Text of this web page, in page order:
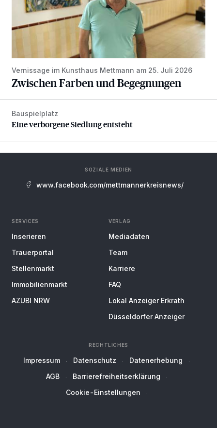
Vernissage im Kunsthaus Mettmann am 25. Juli 2026
Zwischen Farben und Begegnungen
Eine verborgene Siedlung entsteht
Bauspielplatz
Eine verborgene Siedlung entsteht
SOZIALE MEDIEN
www.facebook.com/mettmannerkreisnews/
SERVICES
Inserieren
Trauerportal
Stellenmarkt
Immobilienmarkt
AZUBI NRW
VERLAG
Mediadaten
Team
Karriere
FAQ
Lokal Anzeiger Erkrath
Düsseldorfer Anzeiger
RECHTLICHES
Impressum Datenschutz
Datenerhebung
AGB
Barrierefreiheitserklärung
Cookie-Einstellungen